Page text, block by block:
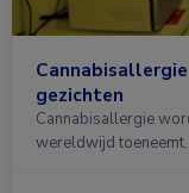
gezichten
Cannabisallergie
wereldwijd